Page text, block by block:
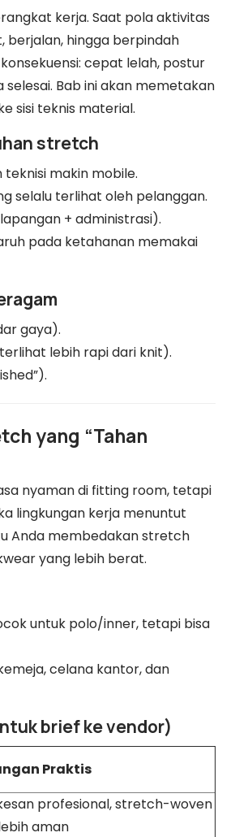
kerja. Saat pola aktivitas
berjalan, hingga berpindah
cepat lelah, postur
selesai. Bab ini akan memetakan
sisi teknis material.
stretch
teknisi makin mobile.
selalu terlihat oleh pelanggan.
+ administrasi).
pada ketahanan memakai
gaya).
lebih rapi dari knit).
yang “Tahan
nyaman di fitting room, tetapi
lingkungan kerja menuntut
Anda membedakan stretch
yang lebih berat.
untuk polo/inner, tetapi bisa
celana kantor, dan
brief ke vendor)
Praktis
profesional, stretch-woven
aman